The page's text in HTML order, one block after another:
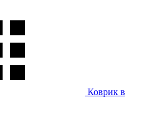
Коврик в